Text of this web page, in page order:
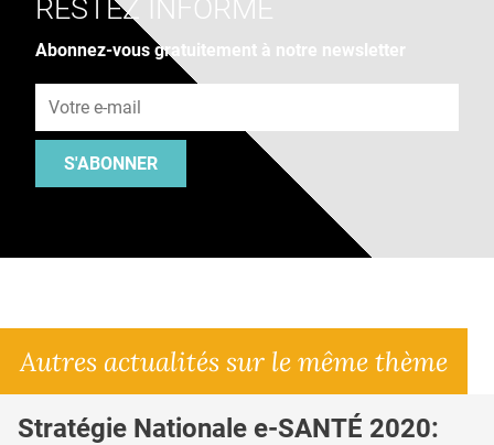
RESTEZ INFORMÉ
Abonnez-vous gratuitement à notre newsletter
S'ABONNER
Autres actualités sur le même thème
Stratégie Nationale e-SANTÉ 2020: